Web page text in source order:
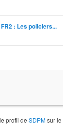
: Les policiers...
profil de SDPMsur le